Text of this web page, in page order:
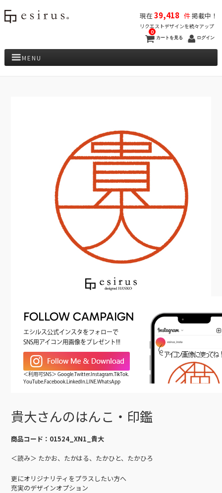
現在39,418 件掲載中！
リクエストデザインを続々アップ
カートを見る
0
ログイン
MENU
FOLLOW CAMPAIGN
エシルス公式インスタをフォローで
SNS用アイコン用画像をプレゼント!!!
＜利用可SNS＞ Google.Twitter.Instagram.TikTok.
YouTube.Facebook.LinkedIn.LINE.WhatsApp
貴大さんのはんこ・印鑑
商品コード： 01524_XN1_貴大
＜読み＞ たかお、たかはる、たかひと、たかひろ
更にオリジナリティをプラスしたい方へ
充実のデザインオプション